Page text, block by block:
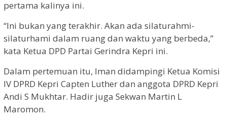
pertama kalinya ini.
“Ini bukan yang terakhir. Akan ada silaturahmi-
silaturhami dalam ruang dan waktu yang berbeda,”
kata Ketua DPD Partai Gerindra Kepri ini.
Dalam pertemuan itu, Iman didampingi Ketua Komisi
IV DPRD Kepri Capten Luther dan anggota DPRD Kepri
Andi S Mukhtar. Hadir juga Sekwan Martin L
Maromon.